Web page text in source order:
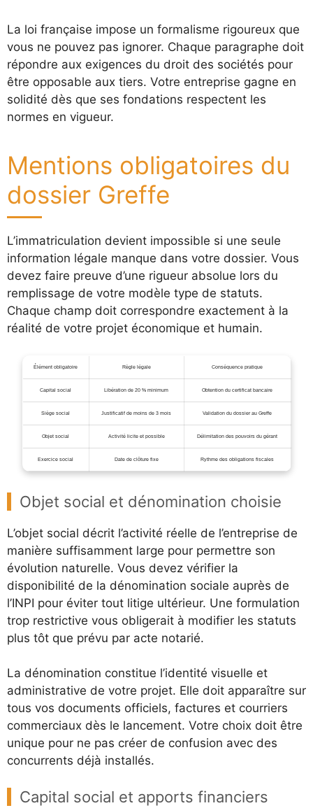
La loi française impose un formalisme rigoureux que
vous ne pouvez pas ignorer. Chaque paragraphe doit
répondre aux exigences du droit des sociétés pour
être opposable aux tiers. Votre entreprise gagne en
solidité dès que ses fondations respectent les
normes en vigueur.
Mentions obligatoires du
dossier Greffe
L’immatriculation devient impossible si une seule
information légale manque dans votre dossier. Vous
devez faire preuve d’une rigueur absolue lors du
remplissage de votre modèle type de statuts.
Chaque champ doit correspondre exactement à la
réalité de votre projet économique et humain.
Élément obligatoire Règle légale Conséquence pratique
Capital social Libération de 20 % minimum Obtention du certificat bancaire
Siège social Justificatif de moins de 3 mois Validation du dossier au Greffe
Objet social Activité licite et possible Délimitation des pouvoirs du gérant
Exercice social Date de clôture fixe Rythme des obligations fiscales
Objet social et dénomination choisie
L’objet social décrit l’activité réelle de l’entreprise de
manière suffisamment large pour permettre son
évolution naturelle. Vous devez vérifier la
disponibilité de la dénomination sociale auprès de
l’INPI pour éviter tout litige ultérieur. Une formulation
trop restrictive vous obligerait à modifier les statuts
plus tôt que prévu par acte notarié.
La dénomination constitue l’identité visuelle et
administrative de votre projet. Elle doit apparaître sur
tous vos documents officiels, factures et courriers
commerciaux dès le lancement. Votre choix doit être
unique pour ne pas créer de confusion avec des
concurrents déjà installés.
Capital social et apports financiers